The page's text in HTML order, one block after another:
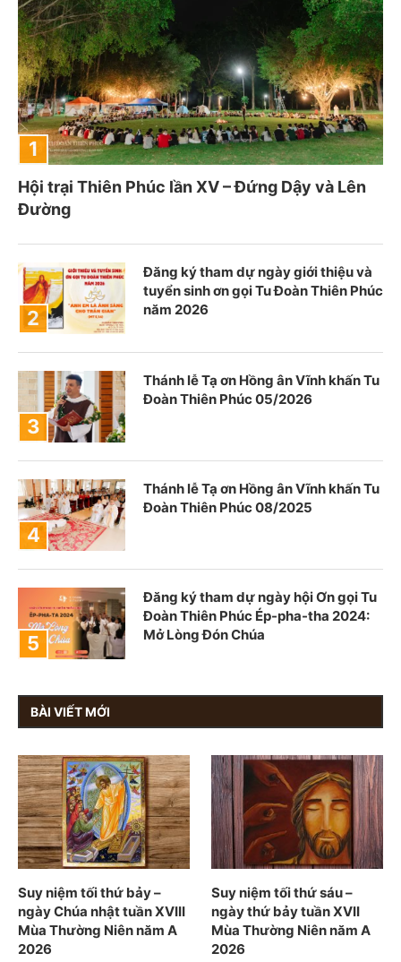
Hội trại Thiên Phúc lần XV – Đứng Dậy và Lên
Đường
Đăng ký tham dự ngày giới thiệu và
tuyển sinh ơn gọi Tu Đoàn Thiên Phúc
năm 2026
Thánh lễ Tạ ơn Hồng ân Vĩnh khấn Tu
Đoàn Thiên Phúc 05/2026
Thánh lễ Tạ ơn Hồng ân Vĩnh khấn Tu
Đoàn Thiên Phúc 08/2025
Đăng ký tham dự ngày hội Ơn gọi Tu
Đoàn Thiên Phúc Ép-pha-tha 2024:
Mở Lòng Đón Chúa
BÀI VIẾT MỚI
Suy niệm tối thứ bảy –
ngày Chúa nhật tuần XVIII
Mùa Thường Niên năm A
2026
Suy niệm tối thứ sáu –
ngày thứ bảy tuần XVII
Mùa Thường Niên năm A
2026